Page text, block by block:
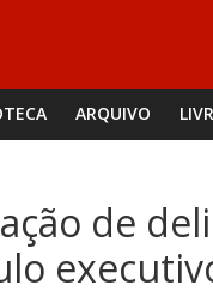
ARQUIVO
de